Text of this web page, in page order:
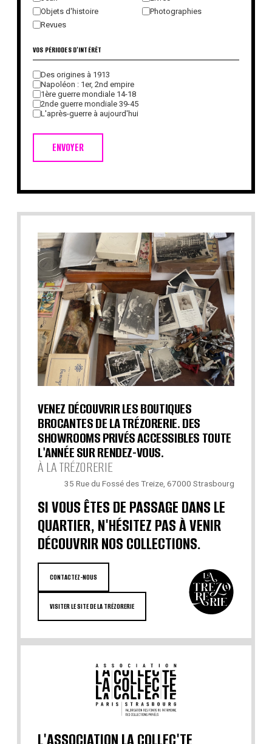
Objets d'histoire
Photographies
Revues
ENVOYER
VOS PÉRIODES D'INTÉRÊT
Des origines à 1913
Napoléon : 1er, 2nd empire
1ère guerre mondiale 14-18
2nde guerre mondiale 39-45
L'après-guerre à aujourd'hui
VENEZ DÉCOUVRIR LES BOUTIQUES
BROCANTES DE LA TRÉZORERIE. DES
SHOWROOMS PRIVÉS ACCESSIBLES TOUTE
L'ANNÉE SUR RENDEZ-VOUS.
À LA TRÉZORERIE
35 Rue du Fossé des Treize, 67000 Strasbourg
SI VOUS ÊTES DE PASSAGE DANS LE
QUARTIER, N'HÉSITEZ PAS À VENIR
DÉCOUVRIR NOS COLLECTIONS.
CONTACTEZ-NOUS
VISITER LE SITE DE LA TRÉZORERIE